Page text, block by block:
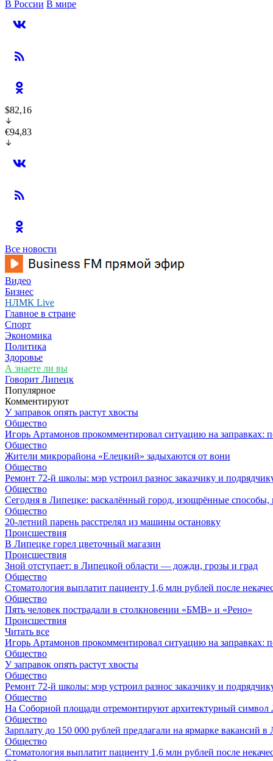
В России В мире
$82,16
€94,83
Все новости
Видео
Бизнес
НЛМК Live
Главное в стране
Спорт
Экономика
Политика
Здоровье
А знаете ли вы
Говорит Липецк
Популярное
Комментируют
У заправок опять растут хвосты
Общество
Игорь Артамонов прокомментировал ситуацию на заправках:
Общество
Жители микрорайона «Елецкий» задыхаются от вони
Общество
Ремонт 72‑й школы: мэр устроил разнос заказчику и
Общество
Сегодня в Липецке: раскалённый город, изощрённые способы,
Общество
20-летний парень расстрелял из машины остановку
Происшествия
В Липецке горел цветочный магазин
Происшествия
Зной отступает: в Липецкой области — дожди, грозы и град
Общество
Стоматология выплатит пациенту 1,6 млн рублей после
Общество
Пять человек пострадали в столкновении «БМВ» и «Рено»
Происшествия
Читать все
Игорь Артамонов прокомментировал ситуацию на заправках:
Общество
У заправок опять растут хвосты
Общество
Ремонт 72‑й школы: мэр устроил разнос заказчику и
Общество
На Соборной площади отремонтируют архитектурный символ
Общество
Зарплату до 150 000 рублей предлагали на ярмарке вакансий в
Общество
Стоматология выплатит пациенту 1,6 млн рублей после